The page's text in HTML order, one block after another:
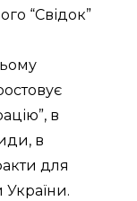
“Свідок”
в
в
для
України.